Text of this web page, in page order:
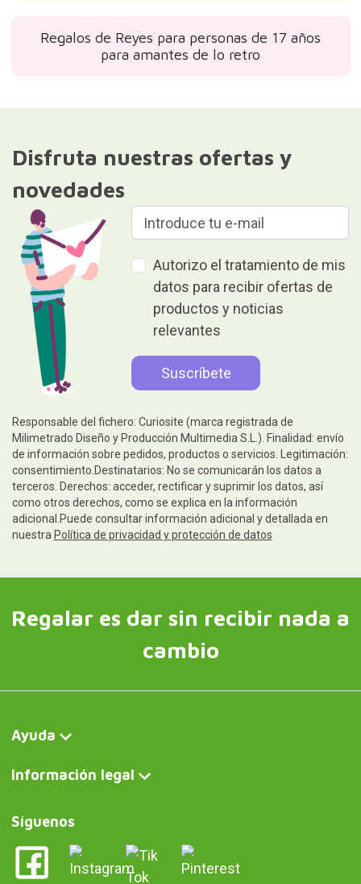
Regalos de Reyes para personas de 17 años
para amantes de lo retro
Disfruta nuestras ofertas y
novedades
Autorizo el tratamiento de mis
datos para recibir ofertas de
productos y noticias
relevantes
Responsable del fichero: Curiosite (marca registrada de
Milimetrado Diseño y Producción Multimedia S.L.). Finalidad: envío
de información sobre pedidos, productos o servicios. Legitimación:
consentimiento.Destinatarios: No se comunicarán los datos a
terceros. Derechos: acceder, rectificar y suprimir los datos, así
como otros derechos, como se explica en la información
adicional.Puede consultar información adicional y detallada en
nuestra Política de privacidad y protección de datos
Regalar es dar sin recibir nada a
cambio
Ayuda
Información legal
Síguenos